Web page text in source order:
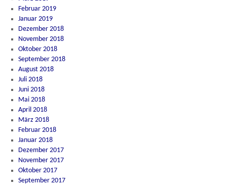
Februar 2019
Januar 2019
Dezember 2018
November 2018
Oktober 2018
September 2018
August 2018
Juli 2018
Juni 2018
Mai 2018
April 2018
März 2018
Februar 2018
Januar 2018
Dezember 2017
November 2017
Oktober 2017
September 2017